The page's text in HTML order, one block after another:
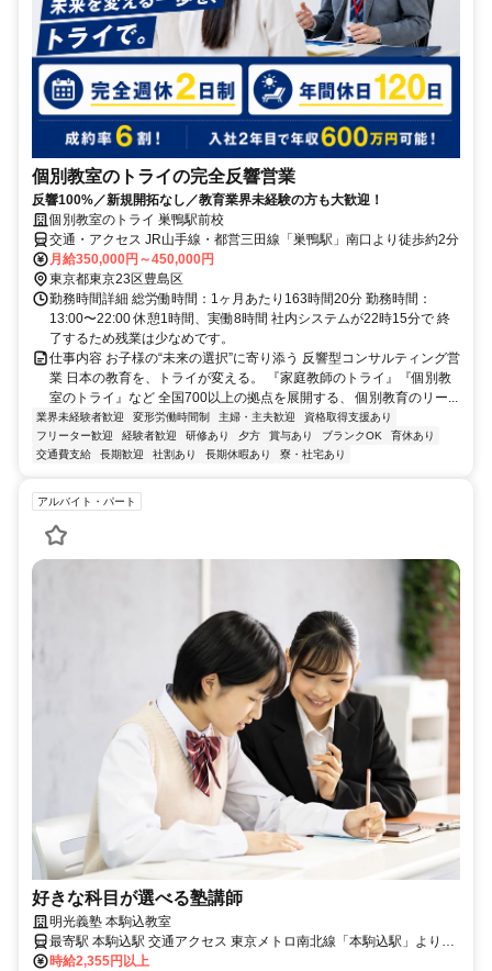
個別教室のトライの完全反響営業
反響100%／新規開拓なし／教育業界未経験の方も大歓迎！
個別教室のトライ 巣鴨駅前校
交通・アクセス JR山手線・都営三田線「巣鴨駅」南口より徒歩約2分
月給350,000円～450,000円
東京都東京23区豊島区
勤務時間詳細 総労働時間：1ヶ月あたり163時間20分 勤務時間：
13:00〜22:00 休憩1時間、実働8時間 社内システムが22時15分で 終
了するため残業は少なめです。
仕事内容 お子様の“未来の選択”に寄り添う 反響型コンサルティング営
業 日本の教育を、トライが変える。 『家庭教師のトライ』『個別教
室のトライ』など 全国700以上の拠点を展開する、 個別教育のリー...
業界未経験者歓迎 変形労働時間制 主婦・主夫歓迎
資格取得支援あり
フリーター歓迎
経験者歓迎 研修あり 夕方 賞与あり ブランクOK
育休あり
交通費支給
長期歓迎 社割あり 長期休暇あり 寮・社宅あり
アルバイト・パート
好きな科目が選べる塾講師
明光義塾 本駒込教室
最寄駅 本駒込駅 交通アクセス 東京メトロ南北線「本駒込駅」より徒
歩1分
時給2,355円以上